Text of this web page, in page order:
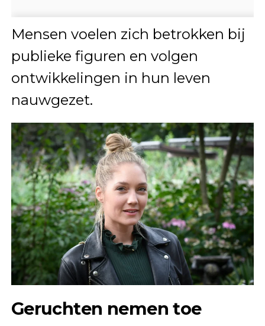
Mensen voelen zich betrokken bij
publieke figuren en volgen
ontwikkelingen in hun leven
nauwgezet.
Geruchten nemen toe